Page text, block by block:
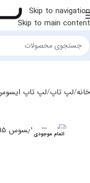
Skip to navigation
Skip to main content
خانه لپ تاپ لپ تاپ
اتمام موجودی